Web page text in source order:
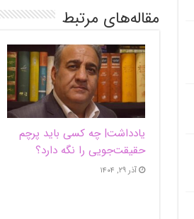
مقاله‌های مرتبط
یادداشت| ‌چه کسی باید پرچم
حقیقت‌جویی را نگه دارد؟
آذر ۲۹, ۱۴۰۴